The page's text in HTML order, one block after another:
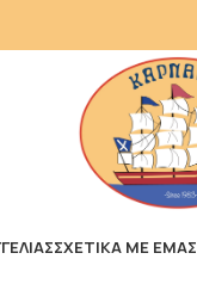
ΣΧΕΤΙΚΑ ΜΕ ΕΜΑΣ